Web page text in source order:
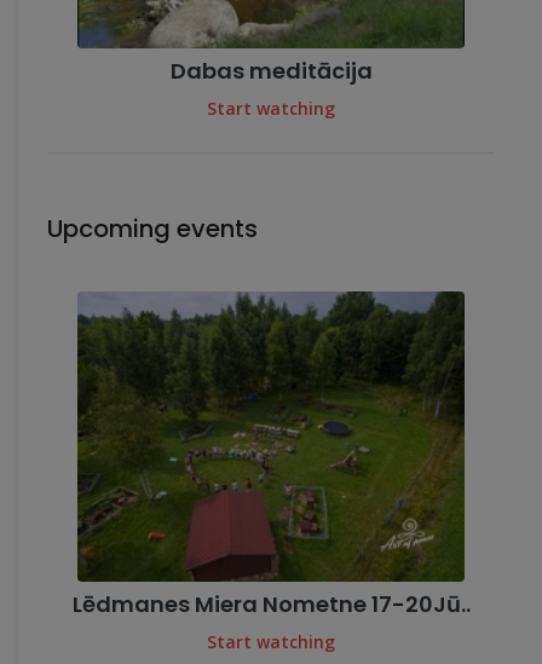
Dabas meditācija
Start watching
Upcoming events
Lēdmanes Miera Nometne 17-20Jū..
Start watching